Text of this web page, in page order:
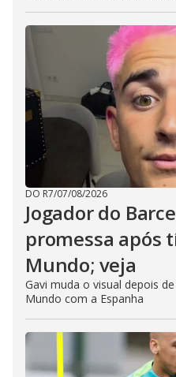
DO R7/07/08/2026
Jogador do
promessa após
Mundo; veja
Gavi muda o visual depois
Mundo com a Espanha